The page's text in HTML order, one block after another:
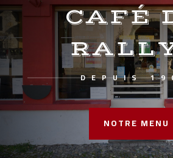
CAFÉ
DEPUIS
NOTRE MENU